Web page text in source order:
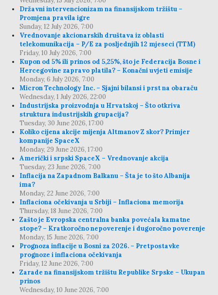
Državni intervencionizam na finansijskom tržištu –
Promjena pravila igre
Sunday, 12 July 2026, 7:00
Vrednovanje akcionarskih društava iz oblasti
telekomunikacija – P/E za posljednjih 12 mjeseci (TTM)
Friday, 10 July 2026, 7:00
Kupon od 5% ili prinos od 5,25%, što je Federacija Bosne i
Hercegovine zapravo platila? – Konačni uvjeti emisije
Monday, 6 July 2026, 7:00
Micron Technology Inc. – Sjajni bilansi i prst na obaraču
Wednesday, 1 July 2026, 22:00
Industrijska proizvodnja u Hrvatskoj – Što otkriva
struktura industrijskih grupacija?
Tuesday, 30 June 2026, 17:00
Koliko cijena akcije mijenja Altmanov Z skor? Primjer
kompanije SpaceX
Monday, 29 June 2026, 17:00
Američki i srpski SpaceX – Vrednovanje akcija
Tuesday, 23 June 2026, 7:00
Inflacija na Zapadnom Balkanu – Šta je to što Albanija
ima?
Monday, 22 June 2026, 7:00
Inflaciona očekivanja u Srbiji – Inflaciona memorija
Thursday, 18 June 2026, 7:00
Zašto je Evropska centralna banka povećala kamatne
stope? – Kratkoročno nepoverenje i dugoročno poverenje
Monday, 15 June 2026, 7:00
Prognoza inflacije u Bosni za 2026. – Pretpostavke
prognoze i inflaciona očekivanja
Friday, 12 June 2026, 7:00
Zarade na finansijskom tržištu Republike Srpske – Ukupan
prinos
Wednesday, 10 June 2026, 7:00